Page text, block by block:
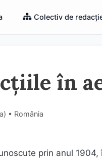
Colectiv de
în
• România
prin anul 1904,